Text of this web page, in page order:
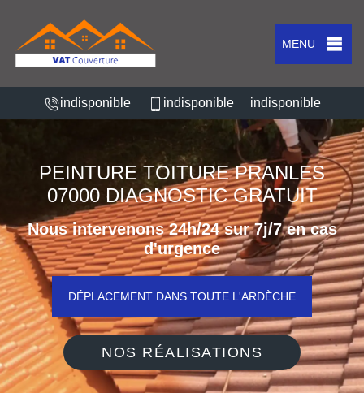
MENU
indisponible indisponible indisponible
PEINTURE TOITURE PRANLES
07000 DIAGNOSTIC GRATUIT
Nous intervenons 24h/24 sur 7j/7 en cas
d'urgence
DÉPLACEMENT DANS TOUTE L'ARDÈCHE
NOS RÉALISATIONS